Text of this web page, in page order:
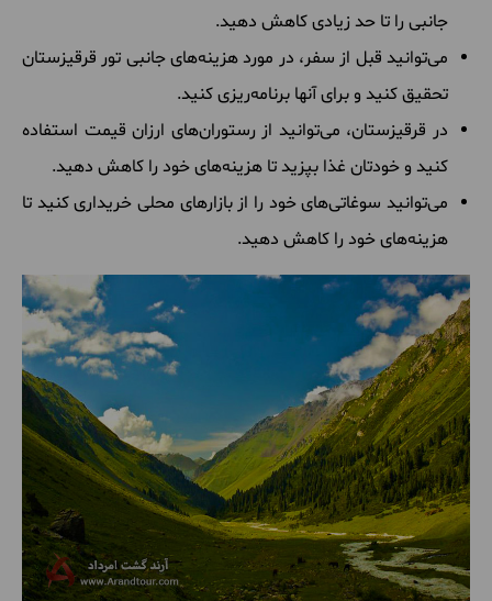
جانبی را تا حد زیادی کاهش دهید.
می‌توانید قبل از سفر، در مورد هزینه‌های جانبی تور قرقیزستان
تحقیق کنید و برای آنها برنامه‌ریزی کنید.
در قرقیزستان، می‌توانید از رستوران‌های ارزان قیمت استفاده
کنید و خودتان غذا بپزید تا هزینه‌های خود را کاهش دهید.
می‌توانید سوغاتی‌های خود را از بازارهای محلی خریداری کنید تا
هزینه‌های خود را کاهش دهید.